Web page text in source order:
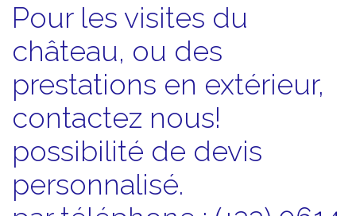
Pour les visites du
château, ou des
prestations en extérieur,
contactez nous!
possibilité de devis
personnalisé.